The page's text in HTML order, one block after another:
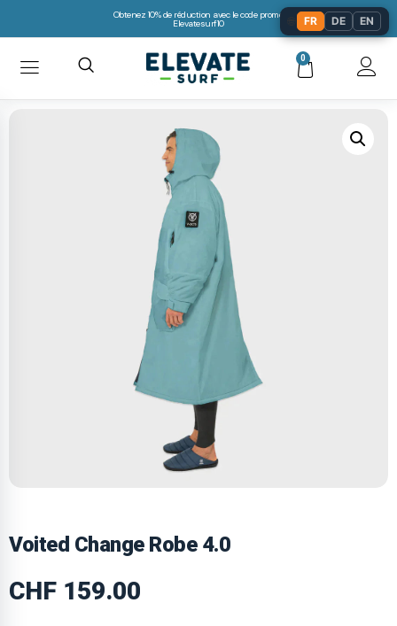
Obtenez 10% de réduction avec le code promo:
Elevatesurf10
0
Voited Change Robe 4.0
CHF 159.00
FR DE EN